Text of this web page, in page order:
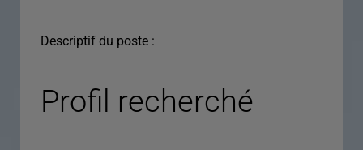
Descriptif du poste :
Profil recherché